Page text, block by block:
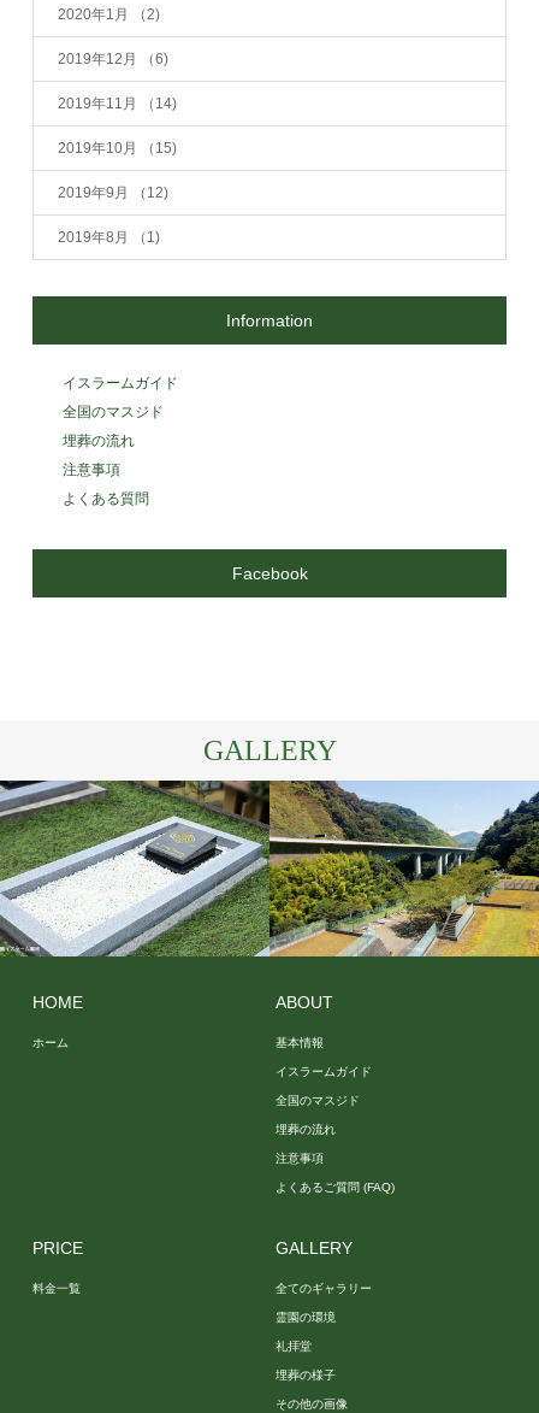
2020年1月 （2)
2019年12月 （6)
2019年11月 （14)
2019年10月 （15)
2019年9月 （12)
2019年8月 （1)
Information
イスラームガイド
全国のマスジド
埋葬の流れ
注意事項
よくある質問
Facebook
GALLERY
その他
の画像
霊園の
環境
HOME
ホーム
ABOUT
基本情報
イスラームガイド
全国のマスジド
埋葬の流れ
注意事項
よくあるご質問 (FAQ)
PRICE
料金一覧
GALLERY
全てのギャラリー
霊園の環境
礼拝堂
埋葬の様子
その他の画像